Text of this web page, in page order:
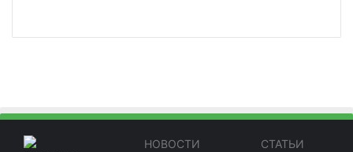
НОВОСТИ
СТАТЬИ